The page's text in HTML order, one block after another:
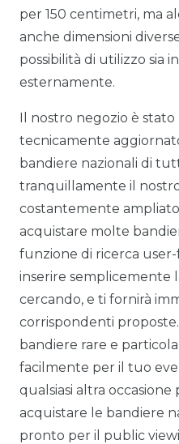
per 150 centimetri, ma
anche dimensioni
possibilità di utilizzo sia
esternamente.
Il nostro negozio è
tecnicamente
bandiere nazionali di
tranquillamente il
costantemente
acquistare molte
funzione di ricerca
inserire semplicemente
cercando, e ti fornirà
corrispondenti
bandiere rare e
facilmente per il tuo
qualsiasi altra occasione
acquistare le bandiere
pronto per il public